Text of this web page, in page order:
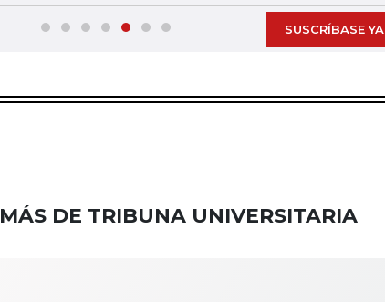
SUSCRÍBASE YA
MÁS DE TRIBUNA UNIVERSITARIA